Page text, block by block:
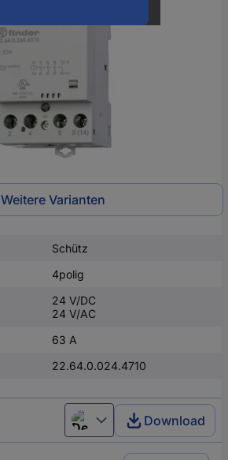
Weitere Varianten
Schütz
4polig
24 V/DC
24 V/AC
63 A
22.64.0.024.4710
Deutsch (Deutschland)
Download